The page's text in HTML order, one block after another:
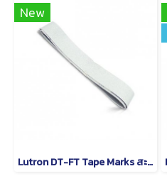
New
Lutron DT-FT Tape Marks สะท้อนแสง